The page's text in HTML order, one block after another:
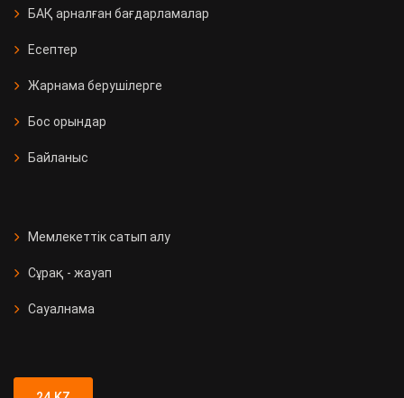
БАҚ арналған бағдарламалар
Есептер
Жарнама берушілерге
Бос орындар
Байланыс
Мемлекеттік сатып алу
Сұрақ - жауап
Сауалнама